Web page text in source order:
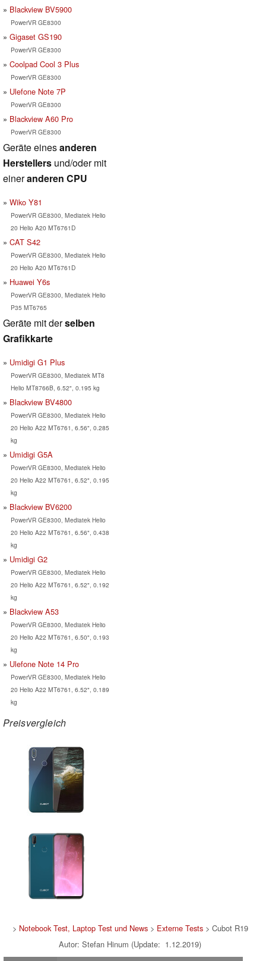
Blackview BV5900
PowerVR GE8300
Gigaset GS190
PowerVR GE8300
Coolpad Cool 3 Plus
PowerVR GE8300
Ulefone Note 7P
PowerVR GE8300
Blackview A60 Pro
PowerVR GE8300
Geräte einesanderen
Herstellers und/oder mit
eineranderen CPU
Wiko Y81
PowerVR GE8300, Mediatek Helio
20 Helio A20 MT6761D
CAT S42
PowerVR GE8300, Mediatek Helio
20 Helio A20 MT6761D
Huawei Y6s
PowerVR GE8300, Mediatek Helio
P35 MT6765
Geräte mit derselben
Grafikkarte
Umidigi G1 Plus
PowerVR GE8300, Mediatek MT8
Helio MT8766B, 6.52", 0.195 kg
Blackview BV4800
PowerVR GE8300, Mediatek Helio
20 Helio A22 MT6761, 6.56", 0.285
kg
Umidigi G5A
PowerVR GE8300, Mediatek Helio
20 Helio A22 MT6761, 6.52", 0.195
kg
Blackview BV6200
PowerVR GE8300, Mediatek Helio
20 Helio A22 MT6761, 6.56", 0.438
kg
Umidigi G2
PowerVR GE8300, Mediatek Helio
20 Helio A22 MT6761, 6.52", 0.192
kg
Blackview A53
PowerVR GE8300, Mediatek Helio
20 Helio A22 MT6761, 6.50", 0.193
kg
Ulefone Note 14 Pro
PowerVR GE8300, Mediatek Helio
20 Helio A22 MT6761, 6.52", 0.189
kg
Preisvergleich
> Notebook Test, Laptop Test und News> Externe Tests> Cubot R19
Autor: Stefan Hinum (Update: 1.12.2019)